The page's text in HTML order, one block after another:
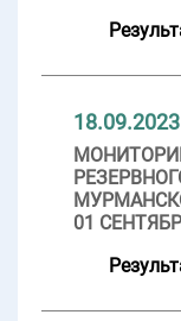
18.09.2023
01